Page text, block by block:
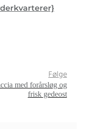
Følge
med forårsløg og
frisk gedeost